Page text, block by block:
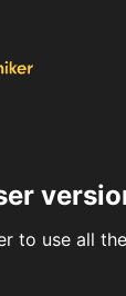
to use all